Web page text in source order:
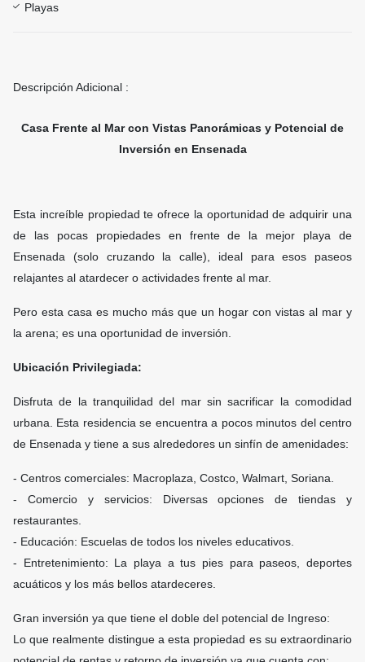
Playas
Descripción Adicional :
Casa Frente al Mar con Vistas Panorámicas y Potencial de
Inversión en Ensenada
Esta increíble propiedad te ofrece la oportunidad de adquirir una
de las pocas propiedades en frente de la mejor playa de
Ensenada (solo cruzando la calle), ideal para esos paseos
relajantes al atardecer o actividades frente al mar.
Pero esta casa es mucho más que un hogar con vistas al mar y
la arena; es una oportunidad de inversión.
Ubicación Privilegiada:
Disfruta de la tranquilidad del mar sin sacrificar la comodidad
urbana. Esta residencia se encuentra a pocos minutos del centro
de Ensenada y tiene a sus alrededores un sinfín de amenidades:
- Centros comerciales: Macroplaza, Costco, Walmart, Soriana.
- Comercio y servicios: Diversas opciones de tiendas y
restaurantes.
- Educación: Escuelas de todos los niveles educativos.
- Entretenimiento: La playa a tus pies para paseos, deportes
acuáticos y los más bellos atardeceres.
Gran inversión ya que tiene el doble del potencial de Ingreso:
Lo que realmente distingue a esta propiedad es su extraordinario